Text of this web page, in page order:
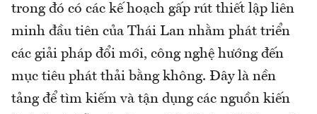
trong đó có các kế hoạch gấp rút thiết lập liên
minh đầu tiên của Thái Lan nhằm phát triển
các giải pháp đổi mới, công nghệ hướng đến
mục tiêu phát thải bằng không. Đây là nền
tảng để tìm kiếm và tận dụng các nguồn kiến